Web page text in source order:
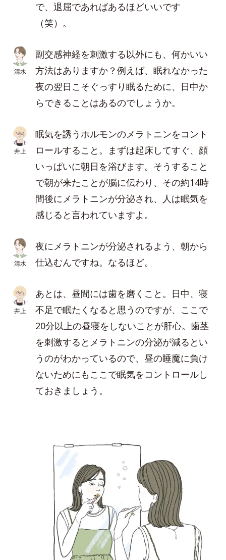
で、退屈であればあるほどいいです
（笑）。
清水
副交感神経を刺激する以外にも、何かいい
方法はありますか？例えば、眠れなかった
夜の翌日こそぐっすり眠るために、日中か
らできることはあるのでしょうか。
井上
眠気を誘うホルモンのメラトニンをコント
ロールすること。まずは起床してすぐ、顔
いっぱいに朝日を浴びます。そうすること
で朝が来たことが脳に伝わり、その約14時
間後にメラトニンが分泌され、人は眠気を
感じると言われていますよ。
清水
夜にメラトニンが分泌されるよう、朝から
仕込むんですね。なるほど。
井上
あとは、昼間には歯を磨くこと。日中、寝
不足で眠たくなると思うのですが、ここで
20分以上の昼寝をしないことが肝心。歯茎
を刺激するとメラトニンの分泌が減るとい
うのがわかっているので、昼の睡魔に負け
ないためにもここで眠気をコントロールし
ておきましょう。